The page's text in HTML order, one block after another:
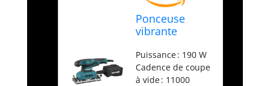
Ponceuse
vibrante
BO3710
Puissance : 190 W
Cadence de coupe
à vide : 11000